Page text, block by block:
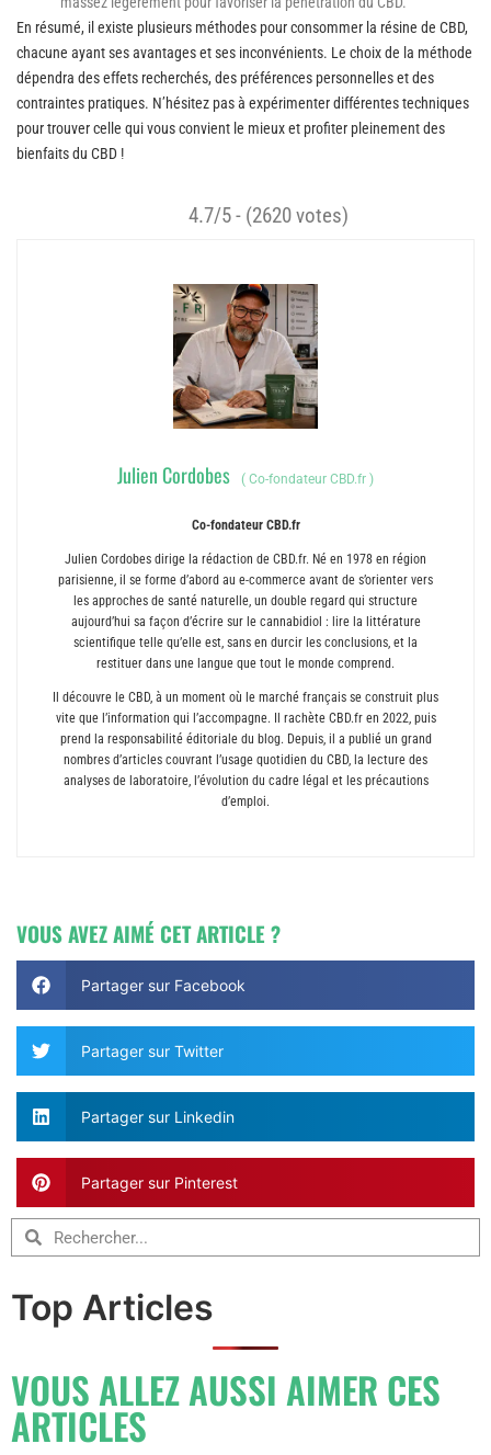
En résumé, il existe plusieurs méthodes pour consommer la résine de CBD,
chacune ayant ses avantages et ses inconvénients. Le choix de la méthode
dépendra des effets recherchés, des préférences personnelles et des
contraintes pratiques. N’hésitez pas à expérimenter différentes techniques
pour trouver celle qui vous convient le mieux et profiter pleinement des
bienfaits du CBD !
4.7/5 - (2620 votes)
Julien Cordobes ( Co-fondateur CBD.fr )
Co-fondateur CBD.fr
Julien Cordobes dirige la rédaction de CBD.fr. Né en 1978 en région
parisienne, il se forme d’abord au e-commerce avant de s’orienter vers
les approches de santé naturelle, un double regard qui structure
aujourd’hui sa façon d’écrire sur le cannabidiol : lire la littérature
scientifique telle qu’elle est, sans en durcir les conclusions, et la
restituer dans une langue que tout le monde comprend.
Il découvre le CBD, à un moment où le marché français se construit plus
vite que l’information qui l’accompagne. Il rachète CBD.fr en 2022, puis
prend la responsabilité éditoriale du blog. Depuis, il a publié un grand
nombres d’articles couvrant l’usage quotidien du CBD, la lecture des
analyses de laboratoire, l’évolution du cadre légal et les précautions
d’emploi.
VOUS AVEZ AIMÉ CET ARTICLE ?
Partager sur Facebook
Partager sur Twitter
Partager sur Linkedin
Partager sur Pinterest
Top Articles
VOUS ALLEZ AUSSI AIMER CES
ARTICLES